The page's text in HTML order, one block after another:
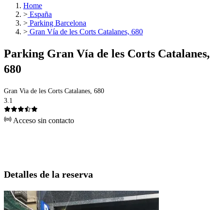
Home
> España
> Parking Barcelona
> Gran Vía de les Corts Catalanes, 680
Parking Gran Vía de les Corts Catalanes,
680
Gran Via de les Corts Catalanes, 680
3.1
Acceso sin contacto
Detalles de la reserva